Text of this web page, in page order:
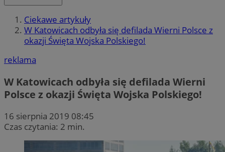
Ciekawe artykuły
W Katowicach odbyła się defilada Wierni Polsce z
okazji Święta Wojska Polskiego!
reklama
W Katowicach odbyła się defilada Wierni
Polsce z okazji Święta Wojska Polskiego!
16 sierpnia 2019 08:45
Czas czytania: 2 min.